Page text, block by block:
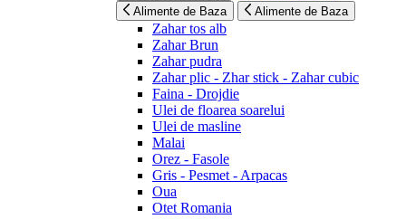
Alimente de Baza Alimente de Baza
Zahar tos alb
Zahar Brun
Zahar pudra
Zahar plic - Zhar stick - Zahar cubic
Faina - Drojdie
Ulei de floarea soarelui
Ulei de masline
Malai
Orez - Fasole
Gris - Pesmet - Arpacas
Oua
Otet Romania